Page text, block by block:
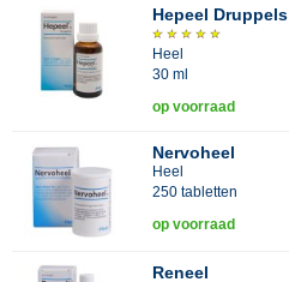
Hepeel Druppels
Heel
30 ml
op voorraad
Nervoheel
Heel
250 tabletten
op voorraad
Reneel